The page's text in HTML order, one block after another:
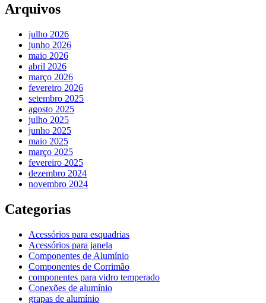
Arquivos
julho 2026
junho 2026
maio 2026
abril 2026
março 2026
fevereiro 2026
setembro 2025
agosto 2025
julho 2025
junho 2025
maio 2025
março 2025
fevereiro 2025
dezembro 2024
novembro 2024
Categorias
Acessórios para esquadrias
Acessórios para janela
Componentes de Alumínio
Componentes de Corrimão
componentes para vidro temperado
Conexões de alumínio
grapas de alumínio